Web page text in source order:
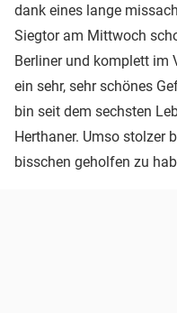
dank eines lange
Siegtor am Mittwoch
Berliner und komplett im
ein sehr, sehr schönes
bin seit dem sechsten
Herthaner. Umso stolzer
bisschen geholfen zu